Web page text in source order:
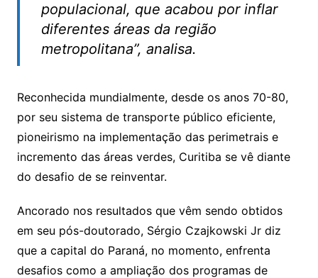
populacional, que acabou por inflar
diferentes áreas da região
metropolitana”, analisa.
Reconhecida mundialmente, desde os anos 70-80,
por seu sistema de transporte público eficiente,
pioneirismo na implementação das perimetrais e
incremento das áreas verdes, Curitiba se vê diante
do desafio de se reinventar.
Ancorado nos resultados que vêm sendo obtidos
em seu pós-doutorado, Sérgio Czajkowski Jr diz
que a capital do Paraná, no momento, enfrenta
desafios como a ampliação dos programas de